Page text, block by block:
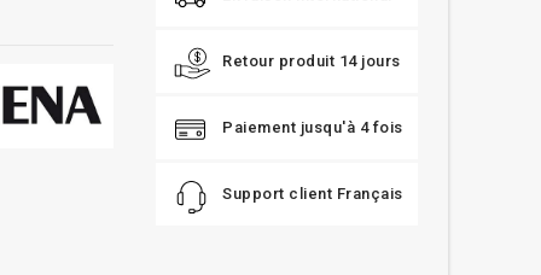
Retour produit 14 jours
Paiement jusqu'à 4 fois
Support client Français